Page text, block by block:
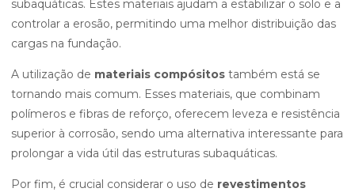
subaquáticas. Estes materiais ajudam a estabilizar o solo e a
controlar a erosão, permitindo uma melhor distribuição das
cargas na fundação.
A utilização de materiais compósitos também está se
tornando mais comum. Esses materiais, que combinam
polímeros e fibras de reforço, oferecem leveza e resistência
superior à corrosão, sendo uma alternativa interessante para
prolongar a vida útil das estruturas subaquáticas.
Por fim, é crucial considerar o uso de revestimentos